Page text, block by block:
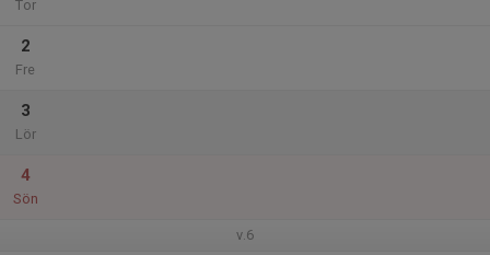
Tor
2
Fre
3
Lör
4
Sön
v.6